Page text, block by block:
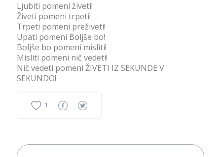
Ljubiti pomeni živeti!
Živeti pomeni trpeti!
Trpeti pomeni preživeti!
Upati pomeni Boljše bo!
Boljše bo pomeni misliti!
Misliti pomeni nič vedeti!
Nič vedeti pomeni ŽIVETI IZ SEKUNDE V
SEKUNDO!
1